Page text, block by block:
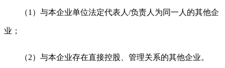
（1）与本企业单位法定代表人/负责人为同一人的其他企
业；
（2）与本企业存在直接控股、管理关系的其他企业。